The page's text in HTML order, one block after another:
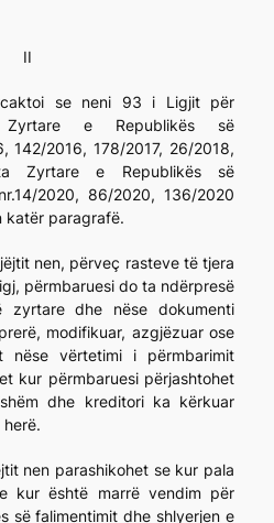
II
se neni 93 i Ligjit për
Zyrtare e Republikës së
142/2016, 178/2017, 26/2018,
Zyrtare e Republikës së
2020, 86/2020, 136/2020
katër paragrafë.
nen, përveç rasteve të tjera
përmbaruesi do ta ndërpresë
zyrtare dhe nëse dokumenti
modifikuar, azgjëzuar ose
nëse vërtetimi i përmbarimit
kur përmbaruesi përjashtohet
dhe kreditori ka kërkuar
nen parashikohet se kur pala
kur është marrë vendim për
së falimentimit dhe shlyerjen e